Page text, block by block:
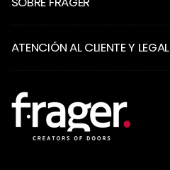
ATENCIÓN AL CLIENTE Y LEGAL